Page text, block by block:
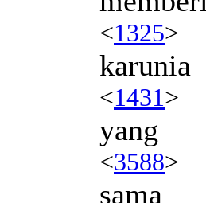
<1325>
karunia
<1431>
yang
<3588>
sama